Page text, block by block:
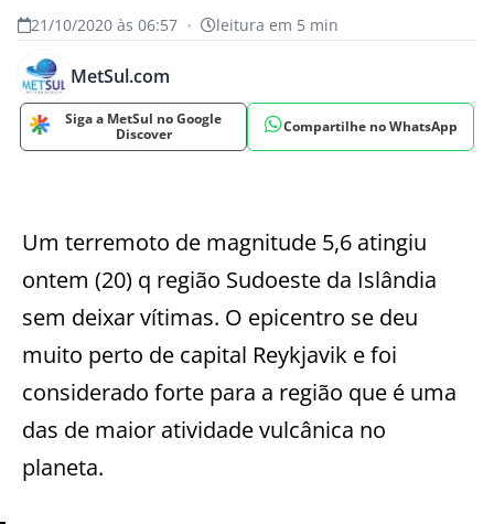
21/10/2020 às 06:57 • leitura em 5 min
MetSul.com
Siga a MetSul no Google
Discover
Compartilhe no WhatsApp
Um terremoto de magnitude 5,6 atingiu
ontem (20) q região Sudoeste da Islândia
sem deixar vítimas. O epicentro se deu
muito perto de capital Reykjavik e foi
considerado forte para a região que é uma
das de maior atividade vulcânica no
planeta.